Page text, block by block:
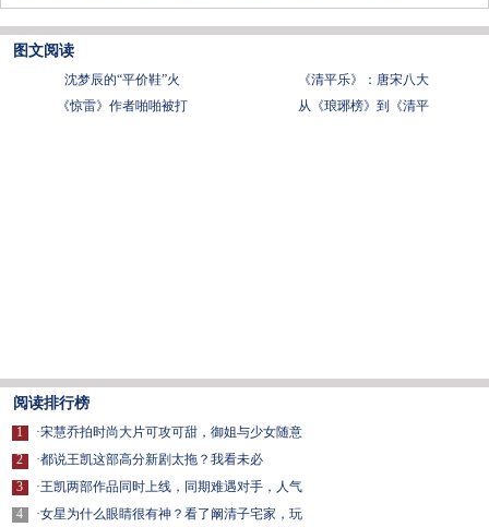
图文阅读
沈梦辰的“平价鞋”火
《清平乐》：唐宋八大
《惊雷》作者啪啪被打
从《琅琊榜》到《清平
阅读排行榜
1
2
3
4
·宋慧乔拍时尚大片可攻可甜，御姐与少女随意
·都说王凯这部高分新剧太拖？我看未必
·王凯两部作品同时上线，同期难遇对手，人气
·女星为什么眼睛很有神？看了阚清子宅家，玩